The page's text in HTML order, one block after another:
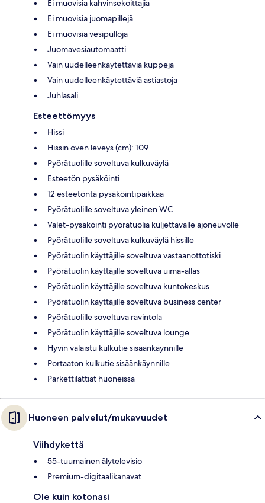
Ei muovisia kahvinsekoittajia
Ei muovisia juomapillejä
Ei muovisia vesipulloja
Juomavesiautomaatti
Vain uudelleenkäytettäviä kuppeja
Vain uudelleenkäytettäviä astiastoja
Juhlasali
Esteettömyys
Hissi
Hissin oven leveys (cm): 109
Pyörätuolille soveltuva kulkuväylä
Esteetön pysäköinti
12 esteetöntä pysäköintipaikkaa
Pyörätuolille soveltuva yleinen WC
Valet-pysäköinti pyörätuolia kuljettavalle ajoneuvolle
Pyörätuolille soveltuva kulkuväylä hissille
Pyörätuolin käyttäjille soveltuva vastaanottotiski
Pyörätuolin käyttäjille soveltuva uima-allas
Pyörätuolin käyttäjille soveltuva kuntokeskus
Pyörätuolin käyttäjille soveltuva business center
Pyörätuolille soveltuva ravintola
Pyörätuolin käyttäjille soveltuva lounge
Hyvin valaistu kulkutie sisäänkäynnille
Portaaton kulkutie sisäänkäynnille
Parkettilattiat huoneissa
Huoneen palvelut/mukavuudet
Viihdykettä
55-tuumainen älytelevisio
Premium-digitaalikanavat
Ole kuin kotonasi